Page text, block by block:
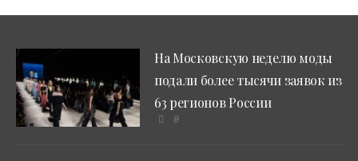
На Московскую неделю моды
подали более тысячи заявок из
63 регионов России
0